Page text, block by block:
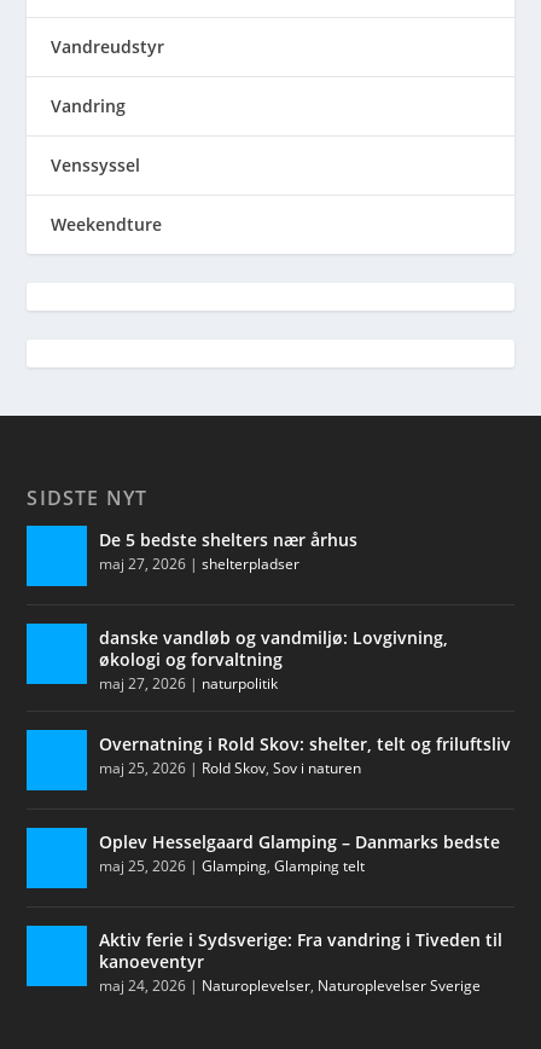
Vandreudstyr
Vandring
Venssyssel
Weekendture
SIDSTE NYT
De 5 bedste shelters nær århus
maj 27, 2026 |shelterpladser
danske vandløb og vandmiljø: Lovgivning,
økologi og forvaltning
maj 27, 2026 | naturpolitik
Overnatning i Rold Skov: shelter, telt og friluftsliv
maj 25, 2026 | Rold Skov,Sov i naturen
Oplev Hesselgaard Glamping – Danmarks bedste
maj 25, 2026 |Glamping,Glamping telt
Aktiv ferie i Sydsverige: Fra vandring i Tiveden til
kanoeventyr
maj 24, 2026 | Naturoplevelser, Naturoplevelser Sverige